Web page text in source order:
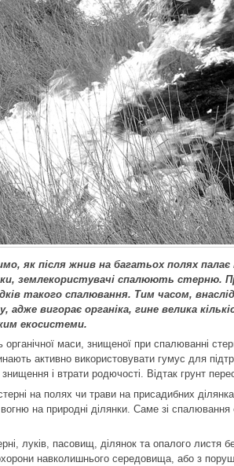
як після жнив на багатьох полях
землекористувачі спалюють стерню.
такого спалювання. Тим часом,
адже вигорає органіка, гине велика
екосистеми.
органічної маси, знищеної при спалюванні
активно використовувати гумус для
і втрати родючості. Відтак грунт
на полях чи трави на присадибних
на природні ділянки. Саме зі спалювання
луків, пасовищ, ділянок та опалого листя
навколишнього середовища, або з